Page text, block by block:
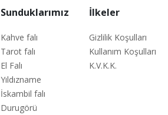
Sunduklarımız
Kahve falı
Tarot falı
El Falı
Yıldızname
İskambil falı
Durugörü
İlkeler
Gizlilik Koşulları
Kullanım Koşulları
K.V.K.K.